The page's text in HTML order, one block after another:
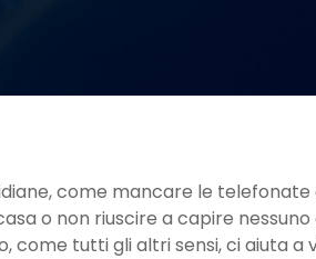
come mancare le telefonate
o non riuscire a capire nessuno
come tutti gli altri sensi, ci aiuta a